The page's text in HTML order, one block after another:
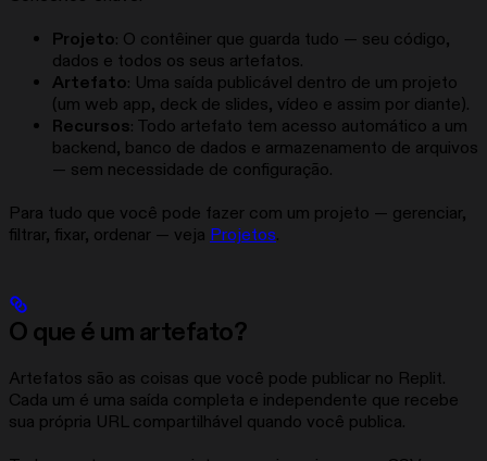
Projeto: O contêiner que guarda tudo — seu código,
dados e todos os seus artefatos.
Artefato: Uma saída publicável dentro de um projeto
(um web app, deck de slides, vídeo e assim por diante).
Recursos: Todo artefato tem acesso automático a um
backend, banco de dados e armazenamento de arquivos
— sem necessidade de configuração.
Para tudo que você pode fazer com um projeto — gerenciar,
filtrar, fixar, ordenar — veja Projetos.
O que é um artefato?
Artefatos são as coisas que você pode publicar no Replit.
Cada um é uma saída completa e independente que recebe
sua própria URL compartilhável quando você publica.